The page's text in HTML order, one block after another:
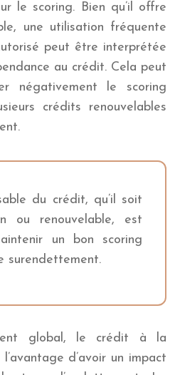
le scoring. Bien qu’il offre
une utilisation fréquente
peut être interprétée
au crédit. Cela peut
négativement le scoring
crédits renouvelables
du crédit, qu’il soit
ou renouvelable, est
un bon scoring
surendettement.
global, le crédit à la
d’avoir un impact